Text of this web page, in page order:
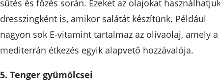
sütés és főzés során. Ezeket az olajokat
dresszingként is, amikor salátát készítünk. Például
nagyon sok E-vitamint tartalmaz az olívaolaj, amely a
mediterrán étkezés egyik alapvető hozzávalója.
5. Tenger gyümölcsei